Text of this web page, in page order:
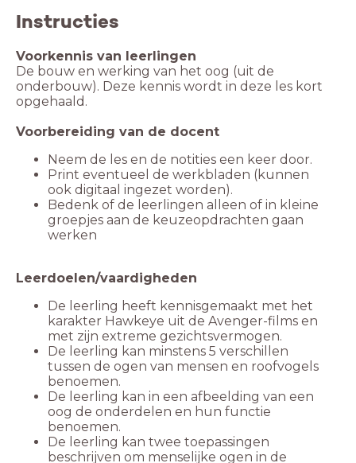
Instructies
De bouw en werking van het oog (uit de
onderbouw). Deze kennis wordt in deze les kort
opgehaald.
Print eventueel de werkbladen (kunnen
ook digitaal ingezet worden).
Bedenk of de leerlingen alleen of in kleine
groepjes aan de keuzeopdrachten gaan
werken
De leerling heeft kennisgemaakt met het
karakter Hawkeye uit de Avenger-films en
De leerling kan minstens 5 verschillen
tussen de ogen van mensen en roofvogels
De leerling kan in een afbeelding van een
oog de onderdelen en hun functie
De leerling kan twee toepassingen
beschrijven om menselijke ogen in de